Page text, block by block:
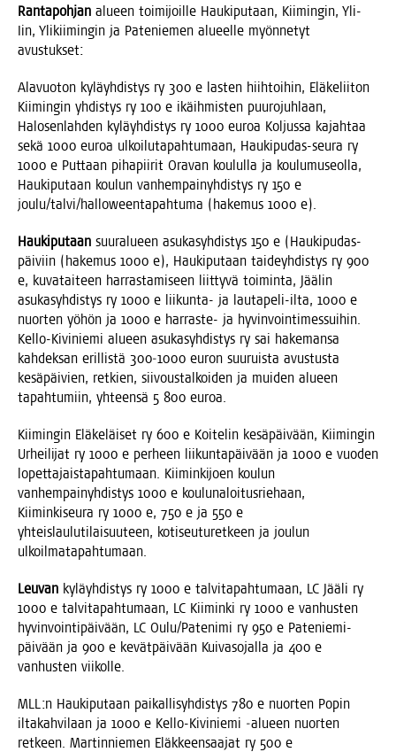
Ran­ta­poh­jan alu­een toi­mi­joil­le Hau­ki­pu­taan, Kii­min­gin, Yli-
Iin, Yli­kii­min­gin ja Pate­nie­men alu­eel­le myön­ne­tyt
avustukset:
Ala­vuo­ton kyläyh­dis­tys ry 300 e las­ten hiih­toi­hin, Elä­ke­lii­ton
Kii­min­gin yhdis­tys ry 100 e ikäih­mis­ten puu­ro­juh­laan,
Halo­sen­lah­den kyläyh­dis­tys ry 1000 euroa Kol­jus­sa kajah­taa
sekä 1000 euroa ulkoi­lu­ta­pah­tu­maan, Hau­ki­pu­das-seu­ra ry
1000 e Put­taan piha­pii­rit Ora­van kou­lul­la ja kou­lu­museol­la,
Hau­ki­pu­taan kou­lun van­hem­pai­nyh­dis­tys ry 150 e
joulu/talvi/halloweentapahtuma (hake­mus 1000 e).
Hau­ki­pu­taan suur­alu­een asu­ka­syh­dis­tys 150 e (Hau­ki­pu­das-
päi­viin (hake­mus 1000 e), Hau­ki­pu­taan tai­deyh­dis­tys ry 900
e, kuva­tai­teen har­ras­ta­mi­seen liit­ty­vä toi­min­ta, Jää­lin
asu­ka­syh­dis­tys ry 1000 e lii­kun­ta- ja lau­ta­pe­li-ilta, 1000 e
nuor­ten yöhön ja 1000 e har­ras­te- ja hyvin­voin­ti­mes­sui­hin.
Kel­lo-Kivi­nie­mi alu­een asu­ka­syh­dis­tys ry sai hake­man­sa
kah­dek­san eril­lis­tä 300‑1000 euron suu­ruis­ta avus­tus­ta
kesä­päi­vien, ret­kien, sii­vous­tal­koi­den ja mui­den alu­een
tapah­tu­miin, yhteen­sä 5 800 euroa.
Kii­min­gin Elä­ke­läi­set ry 600 e Koi­te­lin kesä­päi­vään, Kii­min­gin
Urhei­li­jat ry 1000 e per­heen lii­kun­ta­päi­vään ja 1000 e vuo­den
lopet­ta­jais­ta­pah­tu­maan. Kii­min­ki­joen kou­lun
van­hem­pai­nyh­dis­tys 1000 e kou­lu­na­loi­tus­rie­haan,
Kii­min­ki­seu­ra ry 1000 e, 750 e ja 550 e
yhteis­lau­lu­ti­lai­suu­teen, koti­seu­tu­ret­keen ja jou­lun
ulkoilmatapahtumaan.
Leu­van kyläyh­dis­tys ry 1000 e tal­vi­ta­pah­tu­maan, LC Jää­li ry
1000 e tal­vi­ta­pah­tu­maan, LC Kii­min­ki ry 1000 e van­hus­ten
hyvin­voin­ti­päi­vään, LC Oulu/Patenimi ry 950 e Pate­nie­mi-
päi­vään ja 900 e kevät­päi­vään Kui­va­so­jal­la ja 400 e
van­hus­ten viikolle.
MLL:n Hau­ki­pu­taan pai­kal­li­syh­dis­tys 780 e nuor­ten Popin
ilta­kah­vi­laan ja 1000 e Kel­lo-Kivi­nie­mi ‑alu­een nuor­ten
ret­keen. Mar­tin­nie­men Eläk­keen­saa­jat ry 500 e